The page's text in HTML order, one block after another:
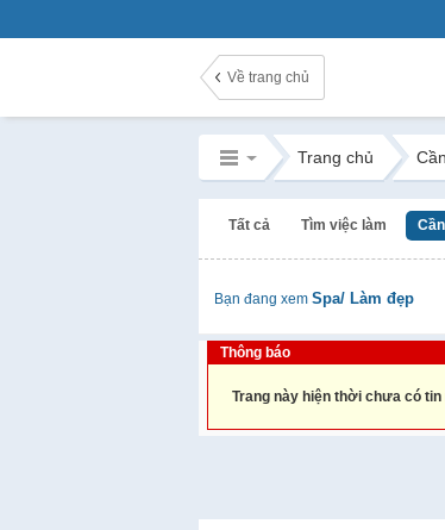
Về trang chủ
Trang chủ
Tất cả Tìm việc làm
Bạn đang xem Spa/ Làm đẹp
Thông báo
Trang này hiện thời chưa có tin